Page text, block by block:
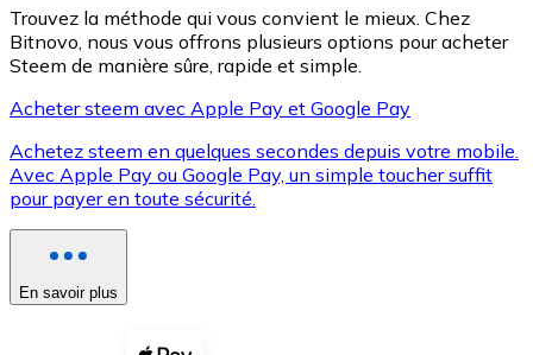
XRP
XRP
Voir toutes
Coupons crypto
Trouvez la méthode qui vous convient le mieux. Chez
Bitnovo, nous vous offrons plusieurs options pour acheter
Steem de manière sûre, rapide et simple.
Acheter steem avec Apple Pay et Google Pay
Achetez steem en quelques secondes depuis votre mobile.
Avec Apple Pay ou Google Pay, un simple toucher suffit
pour payer en toute sécurité.
En savoir plus